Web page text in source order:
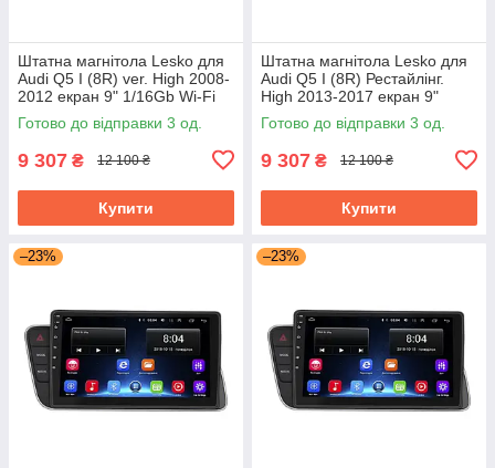
Штатна магнітола Lesko для
Audi Q5 I (8R) ver. High 2008-
2012 екран 9" 1/16Gb Wi-Fi
GPS Base
Готово до відправки 3 од.
9 307 ₴ 12 100 ₴
Купити
Штатна магнітола Lesko для
Audi Q5 I (8R) Рестайлінг.
High 2013-2017 екран 9"
1/16Gb Wi-Fi GPS Base
Готово до відправки 3 од.
9 307 ₴ 12 100 ₴
Купити
–23% –23%